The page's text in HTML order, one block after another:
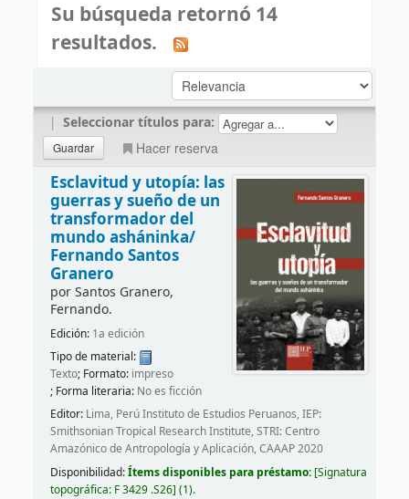
Su búsqueda retornó 14
resultados.
| Seleccionar títulos para:
Hacer reserva
Esclavitud y utopía: las
guerras y sueño de un
transformador del
mundo asháninka/
Fernando Santos
Granero
porSantos Granero,
Fernando.
Edición: 1a edición
Tipo de material:
Texto; Formato: impreso
; Forma literaria: No es ficción
Editor: Lima, Perú Instituto de Estudios Peruanos, IEP:
Smithsonian Tropical Research Institute, STRI: Centro
Amazónico de Antropología y Aplicación, CAAAP 2020
Disponibilidad:Ítems disponibles para préstamo: Signatura
topográfica: F 3429 .S26 (1).